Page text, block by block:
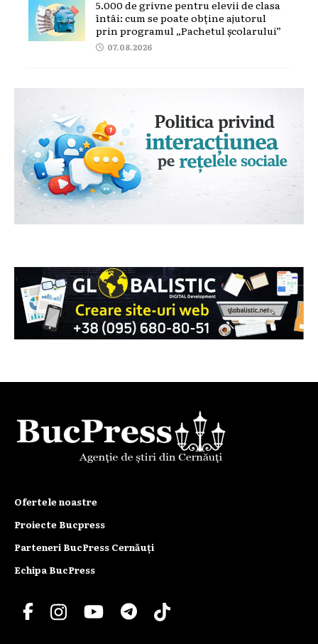
5.000 de grivne pentru elevii de clasa
întâi: cum se poate obține ajutorul
prin programul „Pachetul școlarului”
07.08.2026
Ofertele noastre
Proiecte Bucpress
Parteneri BucPress Cernăuți
Echipa BucPress